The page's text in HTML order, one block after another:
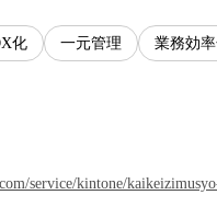
化 一元管理 業務効
service/kintone/